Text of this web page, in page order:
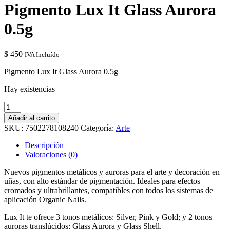
Pigmento Lux It Glass Aurora
0.5g
$ 450 IVA Incluído
Pigmento Lux It Glass Aurora 0.5g
Hay existencias
Pigmento Lux
It
Glass
Aurora
0.5g
cantidad
Añadir al carrito
SKU: 7502278108240 Categoría: Arte
Descripción
Valoraciones (0)
Nuevos pigmentos metálicos y auroras para el arte y decoración en
uñas, con alto estándar de pigmentación. Ideales para efectos
cromados y ultrabrillantes, compatibles con todos los sistemas de
aplicación Organic Nails.
Lux It te ofrece 3 tonos metálicos: Silver, Pink y Gold; y 2 tonos
auroras translúcidos: Glass Aurora y Glass Shell.